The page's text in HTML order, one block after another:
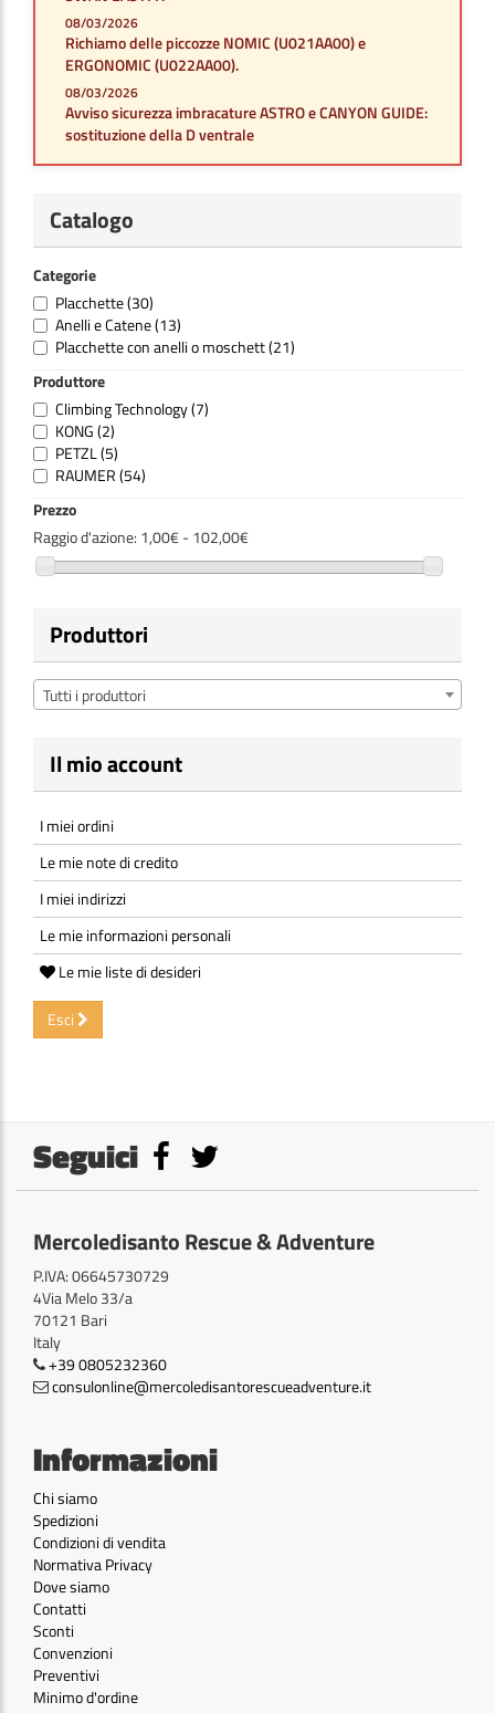
08/03/2026
Richiamo delle piccozze NOMIC (U021AA00) e
ERGONOMIC (U022AA00).
08/03/2026
Avviso sicurezza imbracature ASTRO e CANYON GUIDE:
sostituzione della D ventrale
Catalogo
Categorie
Placchette(30)
Anelli e Catene(13)
Placchette con anelli o moschett(21)
Produttore
Climbing Technology(7)
KONG(2)
PETZL(5)
RAUMER(54)
Prezzo
Raggio d'azione: 1,00€ - 102,00€
Produttori
Tutti i produttori
Il mio account
I miei ordini
Le mie note di credito
I miei indirizzi
Le mie informazioni personali
Le mie liste di desideri
Esci
Seguici
Mercoledisanto Rescue & Adventure
P.IVA: 06645730729
4Via Melo 33/a
70121 Bari
Italy
+39 0805232360
consulonline@mercoledisantorescueadventure.it
Informazioni
Chi siamo
Spedizioni
Condizioni di vendita
Normativa Privacy
Dove siamo
Contatti
Sconti
Convenzioni
Preventivi
Minimo d'ordine